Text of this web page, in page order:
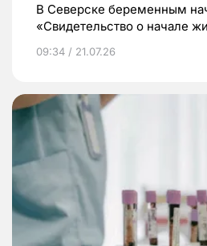
В Северске беременным
«Свидетельство о начале
09:34 / 21.07.26